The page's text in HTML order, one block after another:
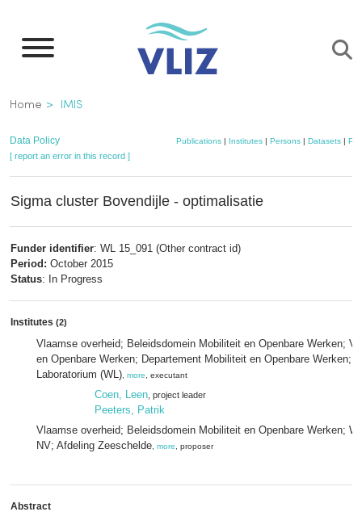
main
Breadcrumb
Home IMIS
Data Policy Publications| Institutes| Persons| Datasets|
[ report an error in this record ]
Sigma cluster Bovendijle - optimalisatie
Funder identifier: WL 15_091 (Other contract id)
Period: October 2015
Status: In Progress
Institutes (2)
Vlaamse overheid; Beleidsdomein Mobiliteit en Openbare Werken;
en Openbare Werken; Departement Mobiliteit en Openbare Werken;
Laboratorium (WL) more , executant
Coen, Leen , project leader
Peeters, Patrik
Vlaamse overheid; Beleidsdomein Mobiliteit en Openbare Werken;
NV; Afdeling Zeeschelde more , proposer
Abstract